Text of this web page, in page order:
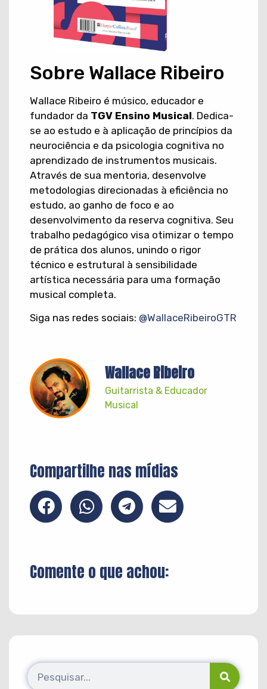
Sobre Wallace Ribeiro
Wallace Ribeiro é músico, educador e
fundador da TGV Ensino Musical. Dedica-
se ao estudo e à aplicação de princípios da
neurociência e da psicologia cognitiva no
aprendizado de instrumentos musicais.
Através de sua mentoria, desenvolve
metodologias direcionadas à eficiência no
estudo, ao ganho de foco e ao
desenvolvimento da reserva cognitiva. Seu
trabalho pedagógico visa otimizar o tempo
de prática dos alunos, unindo o rigor
técnico e estrutural à sensibilidade
artística necessária para uma formação
musical completa.
Siga nas redes sociais: @WallaceRibeiroGTR
Wallace Ribeiro
Guitarrista & Educador
Musical
Compartilhe nas mídias
Comente o que achou: